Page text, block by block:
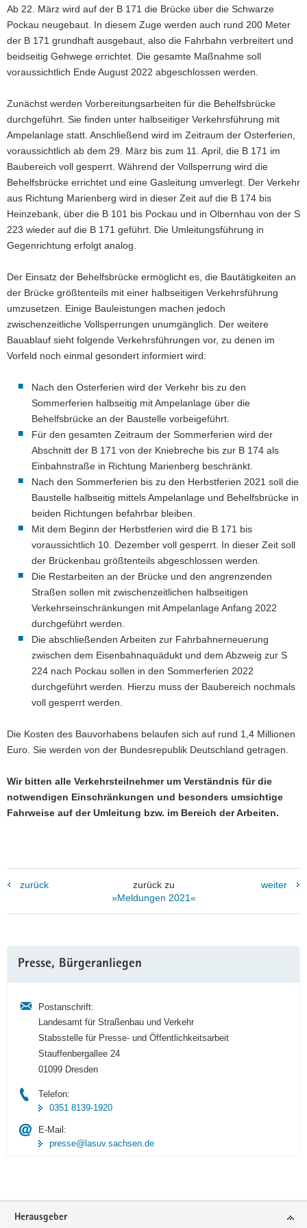
a
v
i
g
a
i
o
n
Ab 22. März wird auf der B 171 die Brücke über die Schwarze
Pockau neugebaut. In diesem Zuge werden auch rund 200 Meter
der B 171 grundhaft ausgebaut, also die Fahrbahn verbreitert und
beidseitig Gehwege errichtet. Die gesamte Maßnahme soll
voraussichtlich Ende August 2022 abgeschlossen werden.
Zunächst werden Vorbereitungsarbeiten für die Behelfsbrücke
durchgeführt. Sie finden unter halbseitiger Verkehrsführung mit
Ampelanlage statt. Anschließend wird im Zeitraum der Osterferien,
voraussichtlich ab dem 29. März bis zum 11. April, die B 171 im
Baubereich voll gesperrt. Während der Vollsperrung wird die
Behelfsbrücke errichtet und eine Gasleitung umverlegt. Der Verkehr
aus Richtung Marienberg wird in dieser Zeit auf die B 174 bis
Heinzebank, über die B 101 bis Pockau und in Olbernhau von der S
223 wieder auf die B 171 geführt. Die Umleitungsführung in
Gegenrichtung erfolgt analog.
Der Einsatz der Behelfsbrücke ermöglicht es, die Bautätigkeiten an
der Brücke größtenteils mit einer halbseitigen Verkehrsführung
umzusetzen. Einige Bauleistungen machen jedoch
zwischenzeitliche Vollsperrungen unumgänglich. Der weitere
Bauablauf sieht folgende Verkehrsführungen vor, zu denen im
Vorfeld noch einmal gesondert informiert wird:
Nach den Osterferien wird der Verkehr bis zu den
Sommerferien halbseitig mit Ampelanlage über die
Behelfsbrücke an der Baustelle vorbeigeführt.
Für den gesamten Zeitraum der Sommerferien wird der
Abschnitt der B 171 von der Kniebreche bis zur B 174 als
Einbahnstraße in Richtung Marienberg beschränkt.
Nach den Sommerferien bis zu den Herbstferien 2021 soll die
Baustelle halbseitig mittels Ampelanlage und Behelfsbrücke in
beiden Richtungen befahrbar bleiben.
Mit dem Beginn der Herbstferien wird die B 171 bis
voraussichtlich 10. Dezember voll gesperrt. In dieser Zeit soll
der Brückenbau größtenteils abgeschlossen werden.
Die Restarbeiten an der Brücke und den angrenzenden
Straßen sollen mit zwischenzeitlichen halbseitigen
Verkehrseinschränkungen mit Ampelanlage Anfang 2022
durchgeführt werden.
Die abschließenden Arbeiten zur Fahrbahnerneuerung
zwischen dem Eisenbahnaquädukt und dem Abzweig zur S
224 nach Pockau sollen in den Sommerferien 2022
durchgeführt werden. Hierzu muss der Baubereich nochmals
voll gesperrt werden.
Die Kosten des Bauvorhabens belaufen sich auf rund 1,4 Millionen
Euro. Sie werden von der Bundesrepublik Deutschland getragen.
Wir bitten alle Verkehrsteilnehmer um Verständnis für die
notwendigen Einschränkungen und besonders umsichtige
Fahrweise auf der Umleitung bzw. im Bereich der Arbeiten.
zurück
zurück zu
»Meldungen 2021«
weiter
Information
Presse, Bürgeranliegen
Postanschrift:
Landesamt für Straßenbau und Verkehr
Stabsstelle für Presse- und Öffentlichkeitsarbeit
Stauffenbergallee 24
01099 Dresden
Telefon:
0351 8139-1920
E-Mail:
presse@lasuv.sachsen.de
Footer-
Herausgeber